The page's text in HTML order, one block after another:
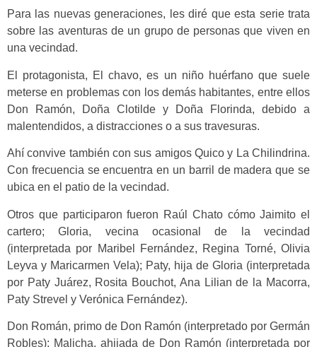
Para las nuevas generaciones, les diré que esta serie trata
sobre las aventuras de un grupo de personas que viven en
una vecindad.
El protagonista, El chavo, es un niño huérfano que suele
meterse en problemas con los demás habitantes, entre ellos
Don Ramón, Doña Clotilde y Doña Florinda, debido a
malentendidos, a distracciones o a sus travesuras.
Ahí convive también con sus amigos Quico y La Chilindrina.
Con frecuencia se encuentra en un barril de madera que se
ubica en el patio de la vecindad.
Otros que participaron fueron Raúl Chato cómo Jaimito el
cartero; Gloria, vecina ocasional de la vecindad
(interpretada por Maribel Fernández, Regina Torné, Olivia
Leyva y Maricarmen Vela); Paty, hija de Gloria (interpretada
por Paty Juárez, Rosita Bouchot, Ana Lilian de la Macorra,
Paty Strevel y Verónica Fernández).
Don Román, primo de Don Ramón (interpretado por Germán
Robles); Malicha, ahijada de Don Ramón (interpretada por